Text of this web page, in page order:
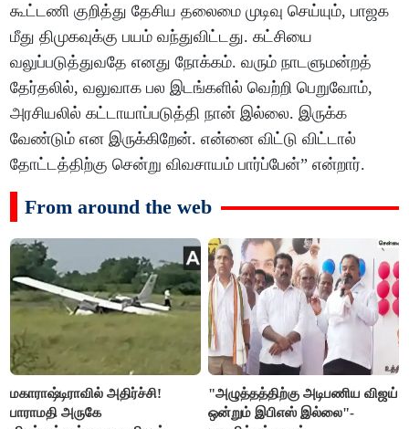
கூட்டணி குறித்து தேசிய தலைமை முடிவு செய்யும், பாஜக
மீது திமுகவுக்கு பயம் வந்துவிட்டது. கட்சியை
வலுப்படுத்துவதே எனது நோக்கம். வரும் நாடளுமன்றத்
தேர்தலில், வலுவாக பல இடங்களில் வெற்றி பெறுவோம்,
அரசியலில் கட்டாயாப்படுத்தி நான் இல்லை. இருக்க
வேண்டும் என இருக்கிறேன். என்னை விட்டு விட்டால்
தோட்டத்திற்கு சென்று விவசாயம் பார்ப்பேன்” என்றார்.
From around the web
மகாராஷ்டிராவில் அதிர்ச்சி!
பாராமதி அருகே
"அழுத்தத்திற்கு அடிபணிய விஜய்
ஒன்றும் இபிஎஸ் இல்லை"-